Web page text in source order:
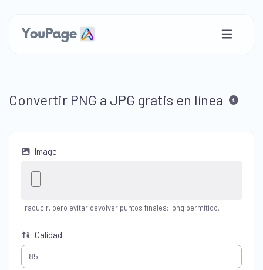
Convertir PNG a JPG gratis en línea
Image
Traducir, pero evitar devolver puntos finales: .png permitido.
Calidad